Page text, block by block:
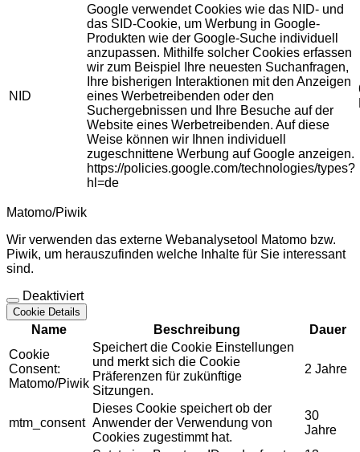
NID
Google verwendet Cookies wie das NID- und
das SID-Cookie, um Werbung in Google-
Produkten wie der Google-Suche individuell
anzupassen. Mithilfe solcher Cookies erfassen
wir zum Beispiel Ihre neuesten Suchanfragen,
Ihre bisherigen Interaktionen mit den Anzeigen
eines Werbetreibenden oder den
Suchergebnissen und Ihre Besuche auf der
Website eines Werbetreibenden. Auf diese
Weise können wir Ihnen individuell
zugeschnittene Werbung auf Google anzeigen.
https://policies.google.com/technologies/types?
hl=de
Matomo/Piwik
Wir verwenden das externe Webanalysetool Matomo bzw.
Piwik, um herauszufinden welche Inhalte für Sie interessant
sind.
Deaktiviert
Cookie Details
Name Beschreibung
Dauer
Cookie
Consent:
Matomo/Piwik
Speichert die Cookie Einstellungen
und merkt sich die Cookie
Präferenzen für zukünftige
Sitzungen.
2 Jahre
mtm_consent
Dieses Cookie speichert ob der
Anwender der Verwendung von
Cookies zugestimmt hat.
30
Jahre